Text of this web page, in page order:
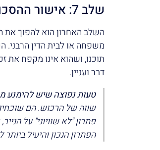
שלב 7: אישור ההסכם בבית המשפט
השלב האחרון הוא להפוך
משפחה או לבית הדין הרבני.
תוכנו, ושהוא אינו מקפח את
דבר ועניין.
טעות נפוצה שיש להימנע
שווה של הרכוש. הם
פתרון "לא שוויוני" על
הפתרון הנכון והיעיל